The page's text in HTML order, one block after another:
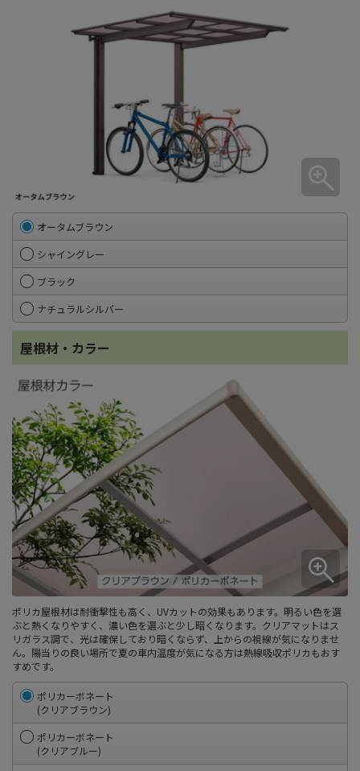
オータムブラウン
シャイングレー
ブラック
ナチュラルシルバー
屋根材・カラー
ポリカ屋根材は耐衝撃性も高く、UVカットの効果もあります。明るい色を選
ぶと熱くなりやすく、濃い色を選ぶと少し暗くなります。クリアマットはス
リガラス調で、光は確保しており暗くならず、上からの視線が気になりませ
ん。陽当りの良い場所で夏の車内温度が気になる方は熱線吸収ポリカもおす
すめです。
ポリカーボネート
(クリアブラウン)
ポリカーボネート
(クリアブルー)